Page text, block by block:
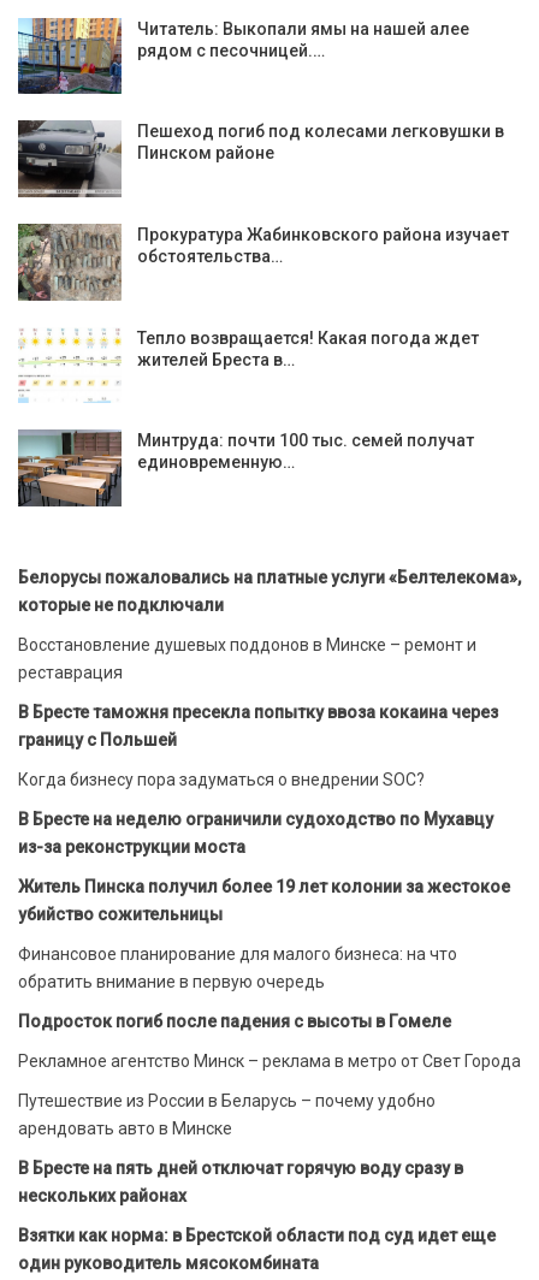
Читатель: Выкопали ямы на нашей алее
рядом с песочницей.…
Пешеход погиб под колесами легковушки в
Пинском районе
Прокуратура Жабинковского района изучает
обстоятельства…
Тепло возвращается! Какая погода ждет
жителей Бреста в…
Минтруда: почти 100 тыс. семей получат
единовременную…
Белорусы пожаловались на платные услуги «Белтелекома»,
которые не подключали
Восстановление душевых поддонов в Минске – ремонт и
реставрация
В Бресте таможня пресекла попытку ввоза кокаина через
границу с Польшей
Когда бизнесу пора задуматься о внедрении SOC?
В Бресте на неделю ограничили судоходство по Мухавцу
из-за реконструкции моста
Житель Пинска получил более 19 лет колонии за жестокое
убийство сожительницы
Финансовое планирование для малого бизнеса: на что
обратить внимание в первую очередь
Подросток погиб после падения с высоты в Гомеле
Рекламное агентство Минск – реклама в метро от Свет Города
Путешествие из России в Беларусь – почему удобно
арендовать авто в Минске
В Бресте на пять дней отключат горячую воду сразу в
нескольких районах
Взятки как норма: в Брестской области под суд идет еще
один руководитель мясокомбината